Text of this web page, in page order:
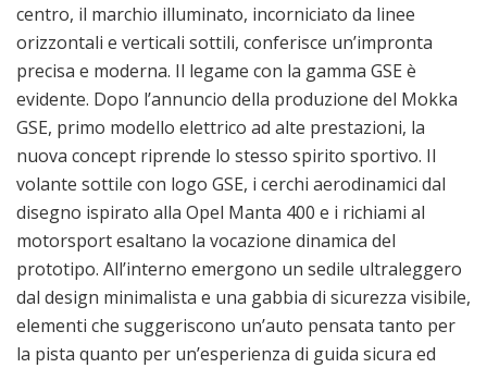
centro, il marchio illuminato, incorniciato da linee
orizzontali e verticali sottili, conferisce un’impronta
precisa e moderna. Il legame con la gamma GSE è
evidente. Dopo l’annuncio della produzione del Mokka
GSE, primo modello elettrico ad alte prestazioni, la
nuova concept riprende lo stesso spirito sportivo. Il
volante sottile con logo GSE, i cerchi aerodinamici dal
disegno ispirato alla Opel Manta 400 e i richiami al
motorsport esaltano la vocazione dinamica del
prototipo. All’interno emergono un sedile ultraleggero
dal design minimalista e una gabbia di sicurezza visibile,
elementi che suggeriscono un’auto pensata tanto per
la pista quanto per un’esperienza di guida sicura ed